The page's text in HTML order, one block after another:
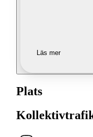
Läs mer
Plats